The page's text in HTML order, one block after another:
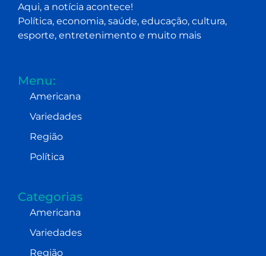
Aqui, a notícia acontece!
Política, economia, saúde, educação, cultura,
esporte, entretenimento e muito mais
Menu:
Americana
Variedades
Região
Política
Categorias
Americana
Variedades
Região